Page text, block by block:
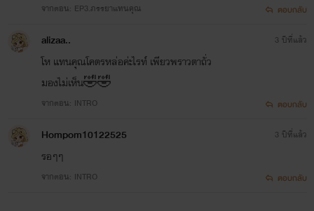
จากตอน: EP3.ภรรยาแทนคุณ ตอบกลับ
alizaa..
โห แทนคุณโคตรหล่อค่ะไรท์ เพียวพราวตาถั่ว
มองไม่เห็น🤣🤣
จากตอน: INTRO
3 ปีที่แล้ว
ตอบกลับ
Hompom10122525
รอๆๆ
จากตอน: INTRO
3 ปีที่แล้ว
ตอบกลับ